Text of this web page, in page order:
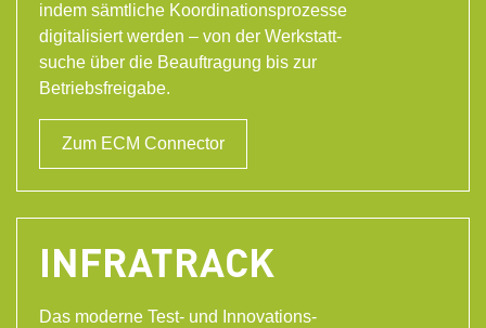
Events
Download
Unternehmen
Karriere
Kontakt
EN
indem sämtliche Koordinationsprozesse
digitalisiert werden – von der Werkstatt-
suche über die Beauftragung bis zur
Betriebsfreigabe.
Zum ECM Connector
INFRATRACK
Das moderne Test- und Innovations-